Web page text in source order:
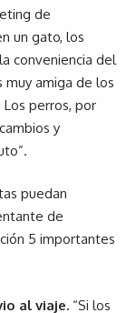
de
un gato, los
conveniencia del
muy amiga de los
perros, por
y
puedan
de
5 importantes
al viaje. “Si los